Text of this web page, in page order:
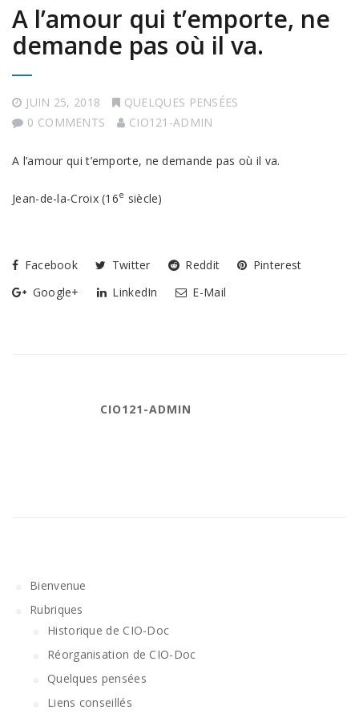
A l’amour qui t’emporte, ne
demande pas où il va.
JUIN 25, 2018
QUELQUES PENSÉES
0 COMMENTS
CIO121-ADMIN
A l’amour qui t’emporte, ne demande pas où il va.
Jean-de-la-Croix (16e siècle)
Facebook Twitter Reddit
Pinterest
Google+
LinkedIn E-Mail
CIO121-ADMIN
Bienvenue
Rubriques
Historique de CIO-Doc
Réorganisation de CIO-Doc
Quelques pensées
Liens conseillés